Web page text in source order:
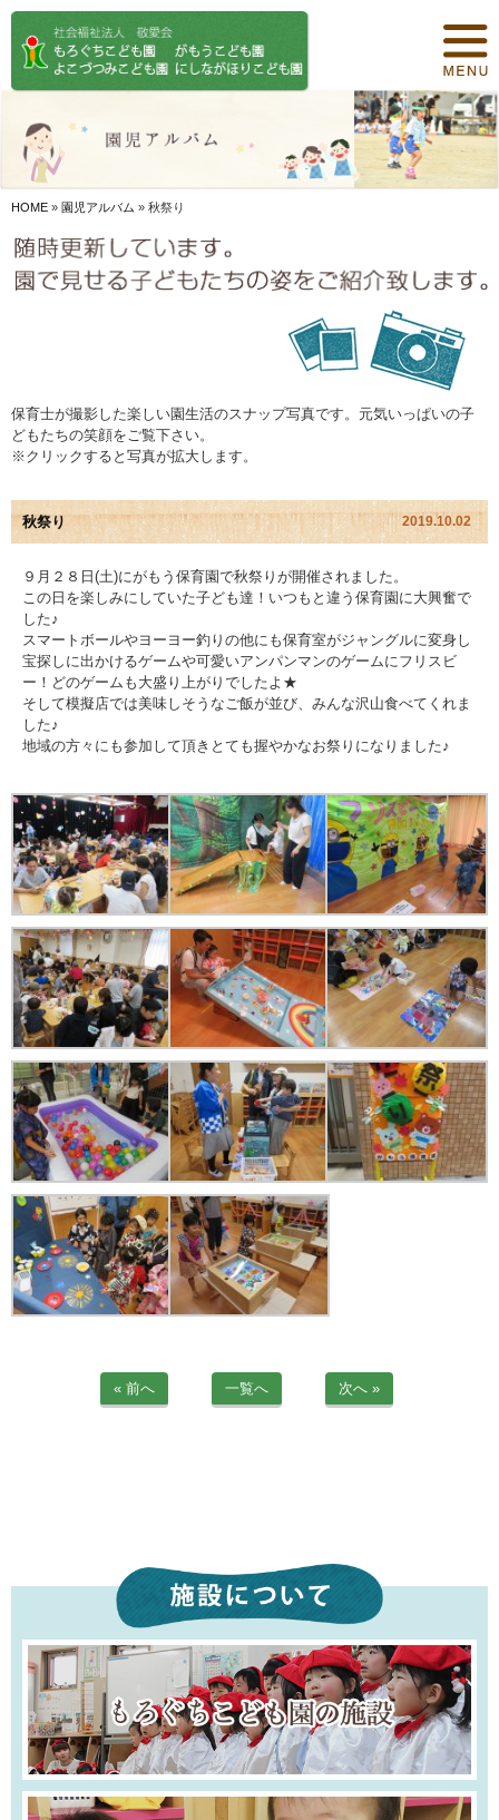
HOME » 園児アルバム » 秋祭り
保育士が撮影した楽しい園生活のスナップ写真です。元気いっぱいの子
どもたちの笑顔をご覧下さい。
※クリックすると写真が拡大します。
秋祭り 2019.10.02
９月２８日(土)にがもう保育園で秋祭りが開催されました。
この日を楽しみにしていた子ども達！いつもと違う保育園に大興奮で
した♪
スマートボールやヨーヨー釣りの他にも保育室がジャングルに変身し
宝探しに出かけるゲームや可愛いアンパンマンのゲームにフリスビ
ー！どのゲームも大盛り上がりでしたよ★
そして模擬店では美味しそうなご飯が並び、みんな沢山食べてくれま
した♪
地域の方々にも参加して頂きとても握やかなお祭りになりました♪
« 前へ 一覧へ 次へ »
保育について
食事について
オリジナル保育
年間行事
お知らせ
園児アルバム
入園のご案内
採用情報
よくあるご質問
プライバシーポリシー
ケイアイクラブ
お問い合わせ
医師の許可証
勤務証明書
苦情解決公表
法人詳細情報
重要事項説明書
第三者評価報告書
園の自己評価公表
防災計画